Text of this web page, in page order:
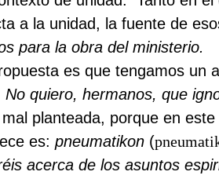
a la unidad, la fuente de
para la obra del ministerio.
es que tengamos un
No quiero, hermanos, que
planteada, porque en
es: pneumatikon (
acerca de los asuntos